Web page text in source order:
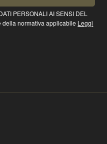
PERSONALI AI SENSI DEL
della normativa applicabile Leggi